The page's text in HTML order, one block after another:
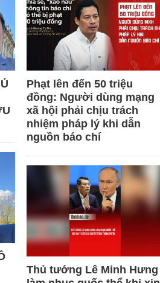
Phạt lên đến 50 triệu
đồng: Người dùng mạng
xã hội phải chịu trách
nhiệm pháp lý khi dẫn
nguồn báo chí
Thủ tướng Lê Minh Hưng